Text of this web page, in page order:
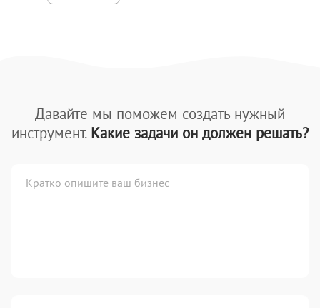
Давайте мы поможем создать нужный
инструмент. Какие задачи он должен решать?